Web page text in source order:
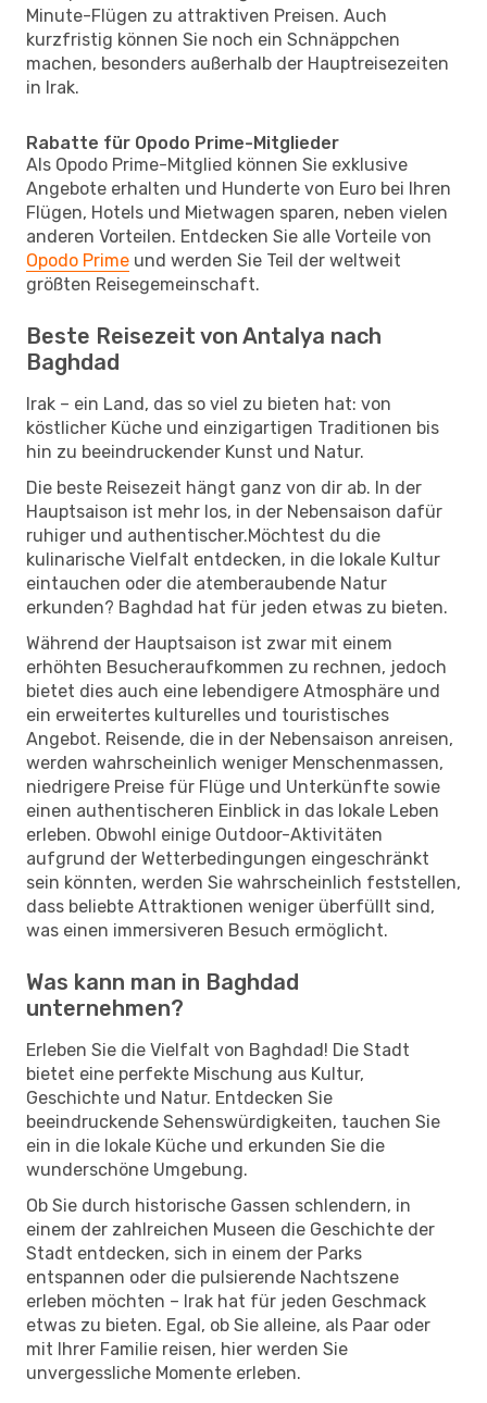
Minute-Flügen zu attraktiven Preisen. Auch
kurzfristig können Sie noch ein Schnäppchen
machen, besonders außerhalb der Hauptreisezeiten
in Irak.
Rabatte für Opodo Prime-Mitglieder
Als Opodo Prime-Mitglied können Sie exklusive
Angebote erhalten und Hunderte von Euro bei Ihren
Flügen, Hotels und Mietwagen sparen, neben vielen
anderen Vorteilen. Entdecken Sie alle Vorteile von
Opodo Prime und werden Sie Teil der weltweit
größten Reisegemeinschaft.
Beste Reisezeit von Antalya nach
Baghdad
Irak – ein Land, das so viel zu bieten hat: von
köstlicher Küche und einzigartigen Traditionen bis
hin zu beeindruckender Kunst und Natur.
Die beste Reisezeit hängt ganz von dir ab. In der
Hauptsaison ist mehr los, in der Nebensaison dafür
ruhiger und authentischer.Möchtest du die
kulinarische Vielfalt entdecken, in die lokale Kultur
eintauchen oder die atemberaubende Natur
erkunden? Baghdad hat für jeden etwas zu bieten.
Während der Hauptsaison ist zwar mit einem
erhöhten Besucheraufkommen zu rechnen, jedoch
bietet dies auch eine lebendigere Atmosphäre und
ein erweitertes kulturelles und touristisches
Angebot. Reisende, die in der Nebensaison anreisen,
werden wahrscheinlich weniger Menschenmassen,
niedrigere Preise für Flüge und Unterkünfte sowie
einen authentischeren Einblick in das lokale Leben
erleben. Obwohl einige Outdoor-Aktivitäten
aufgrund der Wetterbedingungen eingeschränkt
sein könnten, werden Sie wahrscheinlich feststellen,
dass beliebte Attraktionen weniger überfüllt sind,
was einen immersiveren Besuch ermöglicht.
Was kann man in Baghdad
unternehmen?
Erleben Sie die Vielfalt von Baghdad! Die Stadt
bietet eine perfekte Mischung aus Kultur,
Geschichte und Natur. Entdecken Sie
beeindruckende Sehenswürdigkeiten, tauchen Sie
ein in die lokale Küche und erkunden Sie die
wunderschöne Umgebung.
Ob Sie durch historische Gassen schlendern, in
einem der zahlreichen Museen die Geschichte der
Stadt entdecken, sich in einem der Parks
entspannen oder die pulsierende Nachtszene
erleben möchten – Irak hat für jeden Geschmack
etwas zu bieten. Egal, ob Sie alleine, als Paar oder
mit Ihrer Familie reisen, hier werden Sie
unvergessliche Momente erleben.